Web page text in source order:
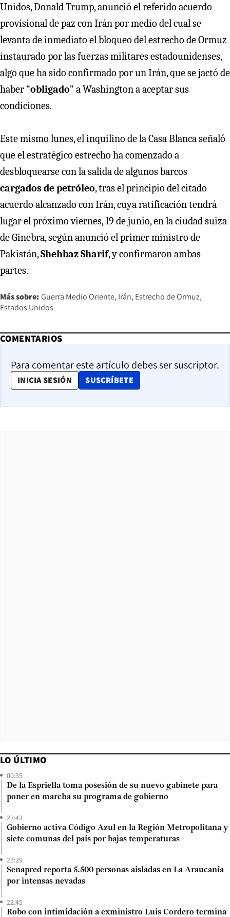
Unidos, Donald Trump, anunció el referido acuerdo
provisional de paz con Irán por medio del cual se
levanta de inmediato el bloqueo del estrecho de Ormuz
instaurado por las fuerzas militares estadounidenses,
algo que ha sido confirmado por un Irán, que se jactó de
haber “obligado” a Washington a aceptar sus
condiciones.
Este mismo lunes, el inquilino de la Casa Blanca señaló
que el estratégico estrecho ha comenzado a
desbloquearse con la salida de algunos barcos
cargados de petróleo, tras el principio del citado
acuerdo alcanzado con Irán, cuya ratificación tendrá
lugar el próximo viernes, 19 de junio, en la ciudad suiza
de Ginebra, según anunció el primer ministro de
Pakistán,Shehbaz Sharif, y confirmaron ambas
partes.
Más sobre: Guerra Medio Oriente Irán Estrecho de Ormuz
Estados Unidos
COMENTARIOS
Para comentar este artículo debes ser suscriptor.
INICIA SESIÓN SUSCRÍBETE
OPENS IN NEW WINDOW
LO ÚLTIMO
00:35
De la Espriella toma posesión de su nuevo gabinete para
poner en marcha su programa de gobierno
23:43
Gobierno activa Código Azul en la Región Metropolitana y
siete comunas del país por bajas temperaturas
23:29
Senapred reporta 5.500 personas aisladas en La Araucanía
por intensas nevadas
22:45
Robo con intimidación a exministro Luis Cordero termina